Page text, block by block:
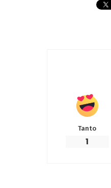
Tanto
1